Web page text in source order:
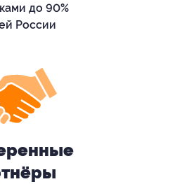
до 90%
России